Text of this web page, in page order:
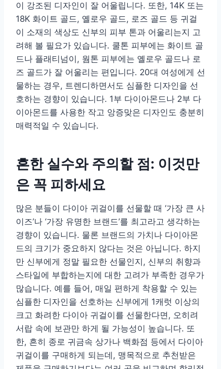
이 강조된 디자인이 잘 어울립니다. 또한, 14K 또는
18K 화이트 골드, 옐로우 골드, 로즈 골드 등 귀걸
이 소재의 색상도 신부의 피부 톤과 어울리는지 고
려해 볼 필요가 있습니다. 쿨톤 피부에는 화이트 골
드나 플래티넘이, 웜톤 피부에는 옐로우 골드나 로
즈 골드가 잘 어울리는 편입니다. 20대 여성에게 선
물하는 경우, 트렌디하면서도 심플한 디자인을 선
호하는 경향이 있습니다. 1부 다이아몬드나 2부 다
이아몬드를 사용한 작고 앙증맞은 디자인도 충분히
매력적일 수 있습니다.
흔한 실수와 주의할 점: 이것만
은 꼭 피하세요
많은 분들이 다이아 귀걸이를 선물할 때 ‘가장 큰 사
이즈’나 ‘가장 유명한 브랜드’를 최고라고 생각하는
경향이 있습니다. 물론 브랜드의 가치나 다이아몬
드의 크기가 중요하지 않다는 것은 아닙니다. 하지
만 신부에게 정말 필요한 선물인지, 신부의 취향과
스타일에 부합하는지에 대한 고려가 부족한 경우가
많습니다. 예를 들어, 매일 편하게 착용할 수 있는
심플한 디자인을 선호하는 신부에게 1캐럿 이상의
크고 화려한 다이아 귀걸이를 선물한다면, 오히려
서랍 속에 보관만 하게 될 가능성이 높습니다. 또
한, 흔히 종로 귀금속 상가나 백화점 등에서 다이아
귀걸이를 구매하게 되는데, 맹목적으로 추천받은